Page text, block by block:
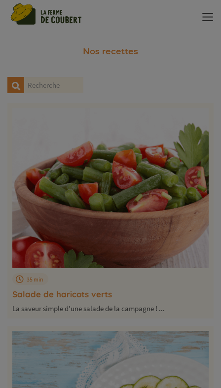
Nos recettes
Salade de haricots verts
35 min
La saveur simple d'une salade de la campagne ! ...
Panneau de gestion des cookies